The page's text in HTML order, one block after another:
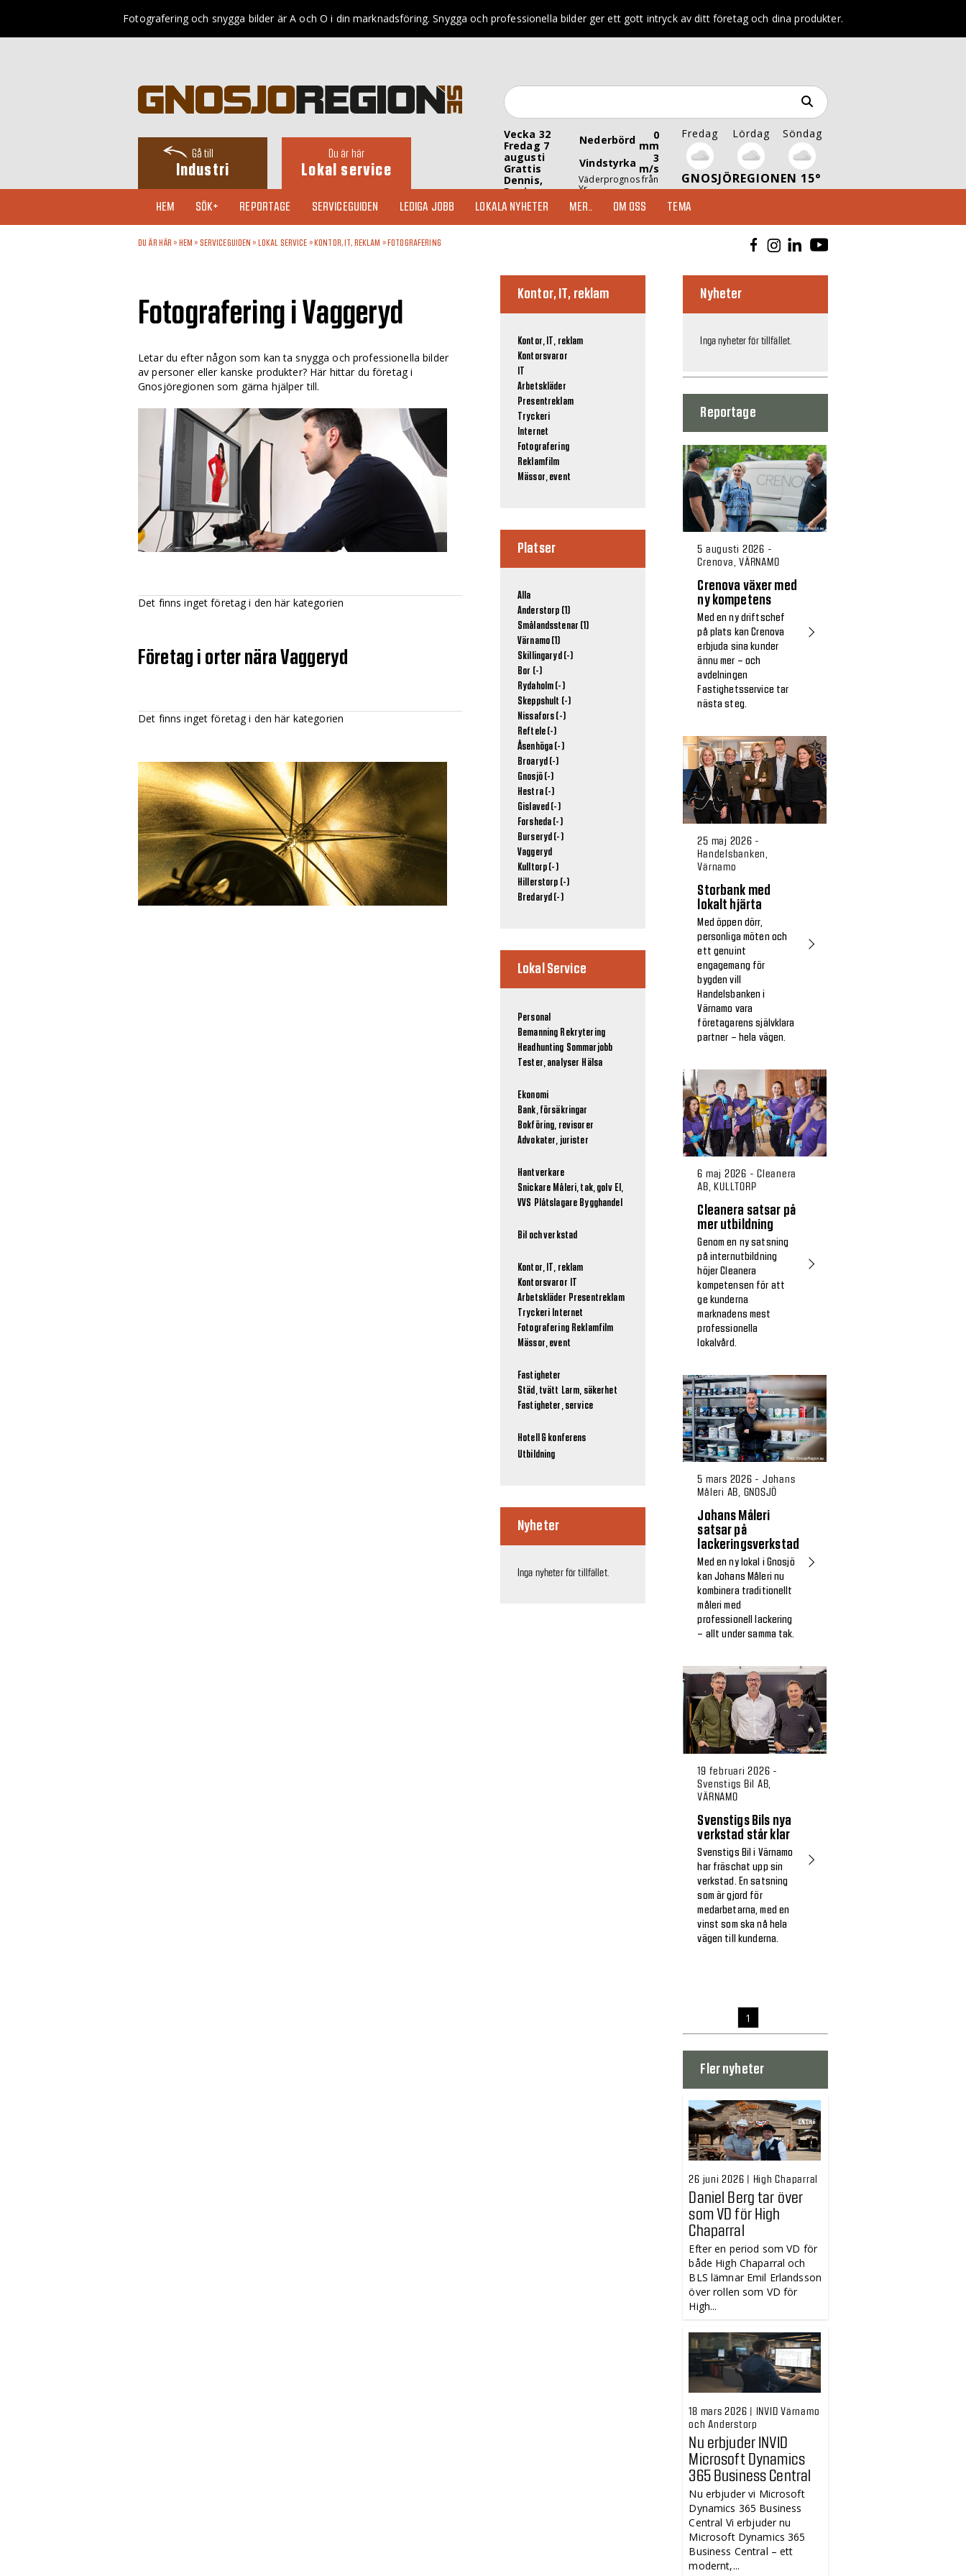
Fotografering och snygga bilder är A och O i din marknadsföring. Snygga och professionella bilder ger ett gott intryck av ditt företag och dina produkter.
Gå till
Industri
Du är här
Lokal service
Vecka 32
Fredag 7
augusti
Grattis
Dennis,
Denise
Nederbörd 0
mm
Vindstyrka
3
m/s
Väderprognos från
Yr
Fredag Lördag Söndag
GNOSJÖREGIONEN 15°
HEM SÖK+ REPORTAGE SERVICEGUIDEN LEDIGA JOBB LOKALA NYHETER MER.. OM OSS TEMA
DU ÄR HÄR » HEM » SERVICEGUIDEN » LOKAL SERVICE » KONTOR, IT, REKLAM » FOTOGRAFERING
Fotografering i Vaggeryd
Letar du efter någon som kan ta snygga och professionella bilder
av personer eller kanske produkter? Här hittar du företag i
Gnosjöregionen som gärna hjälper till.
Det finns inget företag i den här kategorien
Företag i orter nära Vaggeryd
Det finns inget företag i den här kategorien
Kontor, IT, reklam
Kontor, IT, reklam
Kontorsvaror
Arbetskläder
Presentreklam
Tryckeri
Internet
Fotografering
Reklamfilm
Mässor, event
Platser
Alla
Anderstorp (1)
Smålandsstenar (1)
Värnamo (1)
Skillingaryd (-)
Bor (-)
Rydaholm (-)
Skeppshult (-)
Nissafors (-)
Reftele (-)
Åsenhöga (-)
Broaryd (-)
Gnosjö (-)
Hestra (-)
Gislaved (-)
Forsheda (-)
Burseryd (-)
Vaggeryd
Kulltorp (-)
Hillerstorp (-)
Bredaryd (-)
Lokal Service
Personal
Bemanning Rekrytering
Headhunting Sommarjobb
Tester, analyser Hälsa
Ekonomi
Bank, försäkringar
Bokföring, revisorer
Advokater, jurister
Hantverkare
Snickare Måleri, tak, golv El,
VVS Plåtslagare Bygghandel
Bil och verkstad
Kontor, IT, reklam
Kontorsvaror
Arbetskläder Presentreklam
Tryckeri Internet
Fotografering Reklamfilm
Mässor, event
Fastigheter
Städ, tvätt Larm, säkerhet
Fastigheter, service
Hotell & konferens
Utbildning
Nyheter
Inga nyheter för tillfället.
Nyheter
Inga nyheter för tillfället.
Reportage
5 augusti 2026 -
Crenova, VÄRNAMO
Crenova växer med
ny kompetens
Med en ny driftschef
på plats kan Crenova
erbjuda sina kunder
ännu mer – och
avdelningen
Fastighetsservice tar
nästa steg.
25 maj 2026 -
Handelsbanken,
Värnamo
Storbank med
lokalt hjärta
Med öppen dörr,
personliga möten och
ett genuint
engagemang för
bygden vill
Handelsbanken i
Värnamo vara
företagarens självklara
partner – hela vägen.
6 maj 2026 - Cleanera
AB, KULLTORP
Cleanera satsar på
mer utbildning
Genom en ny satsning
på internutbildning
höjer Cleanera
kompetensen för att
ge kunderna
marknadens mest
professionella
lokalvård.
5 mars 2026 - Johans
Måleri AB, GNOSJÖ
Johans Måleri
satsar på
lackeringsverkstad
Med en ny lokal i Gnosjö
kan Johans Måleri nu
kombinera traditionellt
måleri med
professionell lackering
– allt under samma tak.
19 februari 2026 -
Svenstigs Bil AB,
VÄRNAMO
Svenstigs Bils nya
verkstad står klar
Svenstigs Bil i Värnamo
har fräschat upp sin
verkstad. En satsning
som är gjord för
medarbetarna, med en
vinst som ska nå hela
vägen till kunderna.
1
Fler nyheter
26 juni 2026 | High Chaparral
Daniel Berg tar över
som VD för High
Chaparral
Efter en period som VD för
både High Chaparral och
BLS lämnar Emil Erlandsson
över rollen som VD för
High...
18 mars 2026 | INVID Värnamo
och Anderstorp
Nu erbjuder INVID
Microsoft Dynamics
365 Business Central
Nu erbjuder vi Microsoft
Dynamics 365 Business
Central Vi erbjuder nu
Microsoft Dynamics 365
Business Central – ett
modernt,...